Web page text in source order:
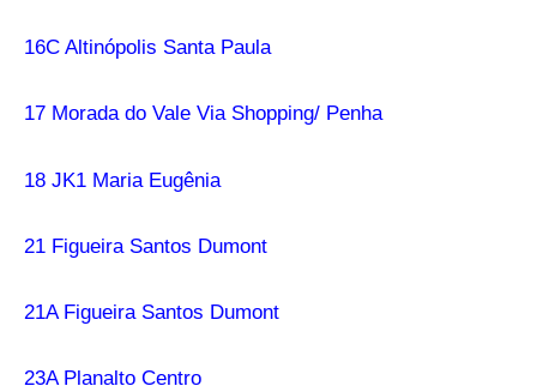
16C Altinópolis Santa Paula
17 Morada do Vale Via Shopping/ Penha
18 JK1 Maria Eugênia
21 Figueira Santos Dumont
21A Figueira Santos Dumont
23A Planalto Centro